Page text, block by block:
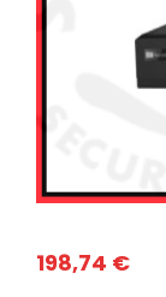
198,74 €